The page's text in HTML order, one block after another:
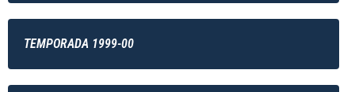
TEMPORADA 1999-00